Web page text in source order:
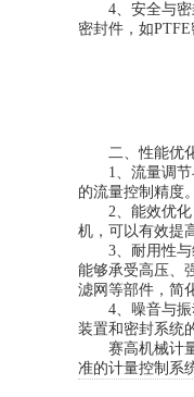
4、安全与密封
密封件，如
二、性能优
1、流量调节与
的流量控制精度
2、能效优化：
机，可以有效提
3、耐用性与维
能够承受高压、
滤网等部件，简
4、噪音与振动
装置和密封系统
赛高机械计量
准的计量控制系